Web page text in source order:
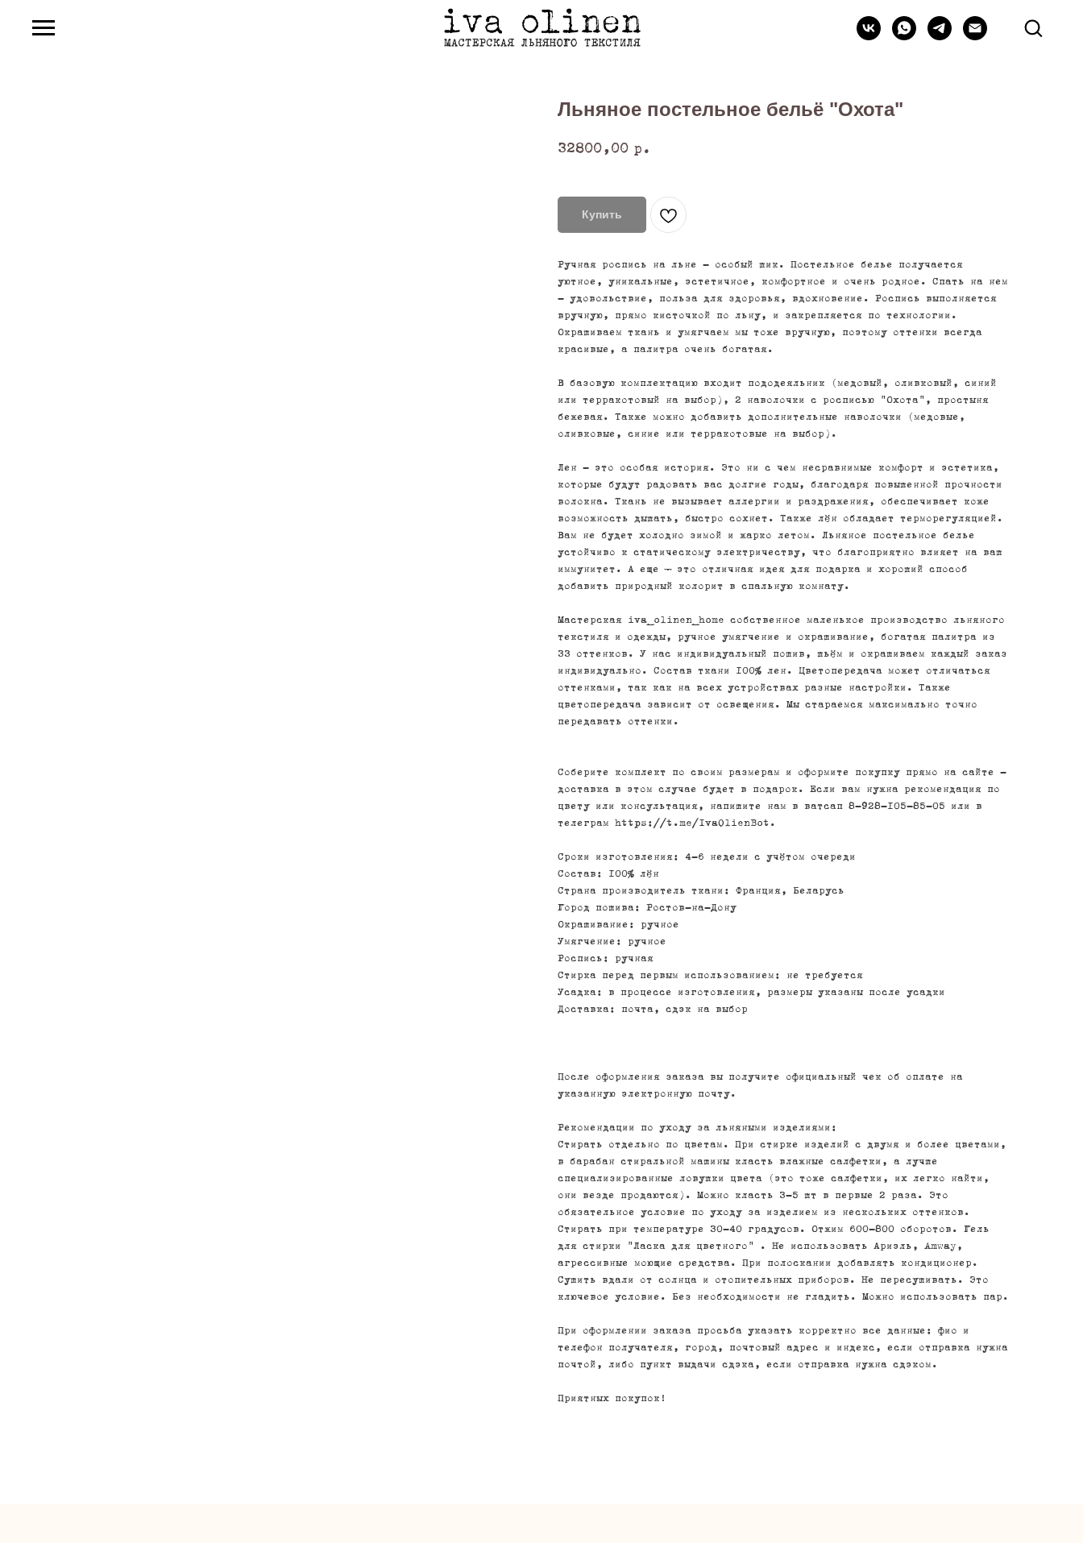
Льняное постельное бельё "Охота"
32800,00 р.
Купить
Ручная роспись на льне - особый шик. Постельное белье получается
уютное, уникальные, эстетичное, комфортное и очень родное. Спать на нем
- удовольствие, польза для здоровья, вдохновение. Роспись выполняется
вручную, прямо кисточкой по льну, и закрепляется по технологии.
Окрашиваем ткань и умягчаем мы тоже вручную, поэтому оттенки всегда
красивые, а палитра очень богатая.
В базовую комплектацию входит пододеяльник (медовый, оливковый, синий
или терракотовый на выбор), 2 наволочки с росписью "Охота", простыня
бежевая. Также можно добавить дополнительные наволочки (медовые,
оливковые, синие или терракотовые на выбор).
Лен - это особая история. Это ни с чем несравнимые комфорт и эстетика,
которые будут радовать вас долгие годы, благодаря повышенной прочности
волокна. Ткань не вызывает аллергии и раздражения, обеспечивает коже
возможность дышать, быстро сохнет. Также лён обладает терморегуляцией.
Вам не будет холодно зимой и жарко летом. Льняное постельное белье
устойчиво к статическому электричеству, что благоприятно влияет на ваш
иммунитет. А еще – это отличная идея для подарка и хороший способ
добавить природный колорит в спальную комнату.
Мастерская iva_olinen_home собственное маленькое производство льняного
текстиля и одежды, ручное умягчение и окрашивание, богатая палитра из
33 оттенков. У нас индивидуальный пошив, шьём и окрашиваем каждый заказ
индивидуально. Состав ткани 100% лен. Цветопередача может отличаться
оттенками, так как на всех устройствах разные настройки. Также
цветопередача зависит от освещения. Мы стараемся максимально точно
передавать оттенки.
Соберите комплект по своим размерам и оформите покупку прямо на сайте -
доставка в этом случае будет в подарок. Если вам нужна рекомендация по
цвету или консультация, напишите нам в ватсап 8-928-105-85-05 или в
телеграм https://t.me/IvaOlienBot.
Сроки изготовления: 4-6 недели с учётом очереди
Состав: 100% лён
Страна производитель ткани: Франция, Беларусь
Город пошива: Ростов-на-Дону
Окрашивание: ручное
Умягчение: ручное
Роспись: ручная
Стирка перед первым использованием: не требуется
Усадка: в процессе изготовления, размеры указаны после усадки
Доставка: почта, сдэк на выбор
После оформления заказа вы получите официальный чек об оплате на
указанную электронную почту.
Рекомендации по уходу за льняными изделиями:
Стирать отдельно по цветам. При стирке изделий с двумя и более цветами,
в барабан стиральной машины класть влажные салфетки, а лучше
специализированные ловушки цвета (это тоже салфетки, их легко найти,
они везде продаются). Можно класть 3-5 шт в первые 2 раза. Это
обязательное условие по уходу за изделием из нескольких оттенков.
Стирать при температуре 30-40 градусов. Отжим 600-800 оборотов. Гель
для стирки "Ласка для цветного" . Не использовать Ариэль, Amway,
агрессивные моющие средства. При полоскании добавлять кондиционер.
Сушить вдали от солнца и отопительных приборов. Не пересушивать. Это
ключевое условие. Без необходимости не гладить. Можно использовать пар.
При оформлении заказа просьба указать корректно все данные: фио и
телефон получателя, город, почтовый адрес и индекс, если отправка нужна
почтой, либо пункт выдачи сдэка, если отправка нужна сдэком.
Приятных покупок!